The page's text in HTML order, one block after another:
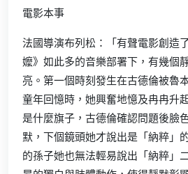
電影本事
法國導演布列松：「有聲電影創造
嬤》如此多的音樂部署下，有幾個
亮。第一個時刻發生在古德倫被魯
童年回憶時，她興奮地憶及冉冉升
是什麼旗子，古德倫確認問題後臉
默，下個鏡頭她才說出是「納粹」
的孫子她也無法輕易說出「納粹」